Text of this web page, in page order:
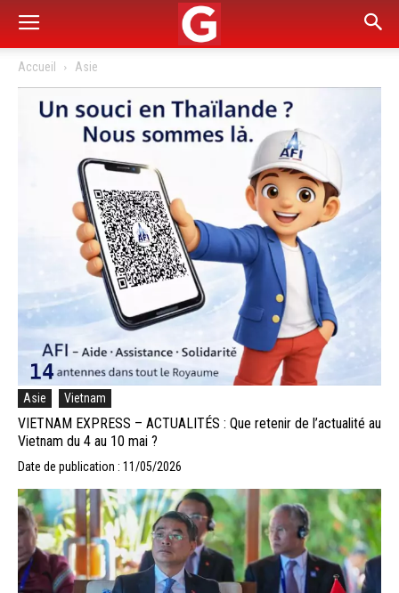
Accueil Asie
Asie Vietnam
VIETNAM EXPRESS – ACTUALITÉS : Que retenir de l’actualité au
Vietnam du 4 au 10 mai ?
Date de publication : 11/05/2026